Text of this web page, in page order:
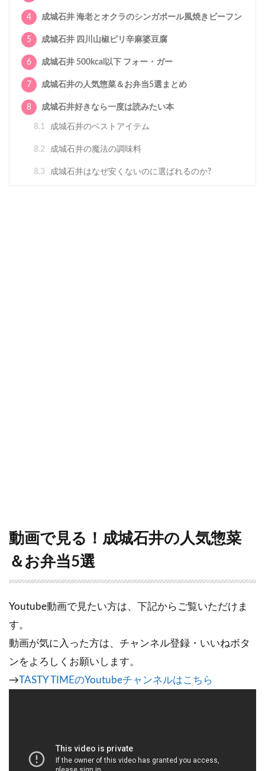
4 成城石井 海老とオクラのシンガポール風焼きビーフン
5 成城石井 四川山椒ピリ辛麻婆豆腐
6 成城石井 500kcal以下 フォー・ガー
7 成城石井の人気惣菜＆お弁当5選まとめ
8 成城石井好きなら一度は読みたい本
8.1 成城石井のベストアイテム
8.2 成城石井の魔法の調味料
8.3 成城石井はなぜ安くないのに選ばれるのか?
動画で見る！成城石井の人気惣菜
＆お弁当5選
Youtube動画で見たい方は、下記からご覧いただけま
す。
動画が気に入った方は、チャンネル登録・いいねボタ
ンをよろしくお願いします。
→TASTY TIMEのYoutubeチャンネルはこちら